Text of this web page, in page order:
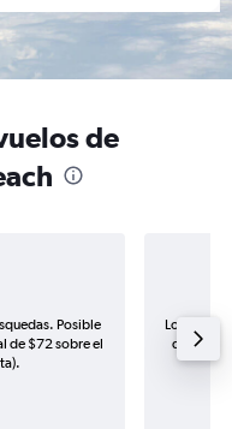
de
Posible
de $72 sobre el
Los
de